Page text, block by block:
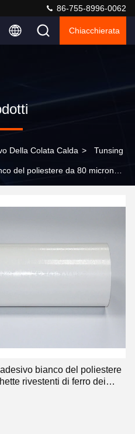
86-755-8996-0062
Chiacchierata
Della Colata Calda > Tunsing
del poliestere da 80 micron
bianco del poliestere
rivestenti di ferro dei